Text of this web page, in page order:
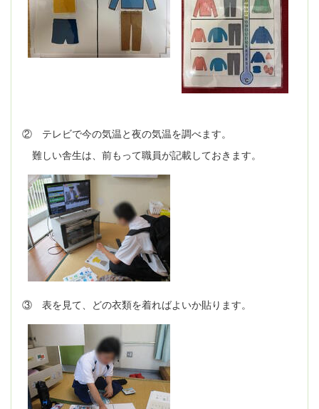
② テレビで今の気温と夜の気温を調べます。
難しい舎生は、前もって職員が記載しておきます。
③ 表を見て、どの衣類を着ればよいか貼ります。